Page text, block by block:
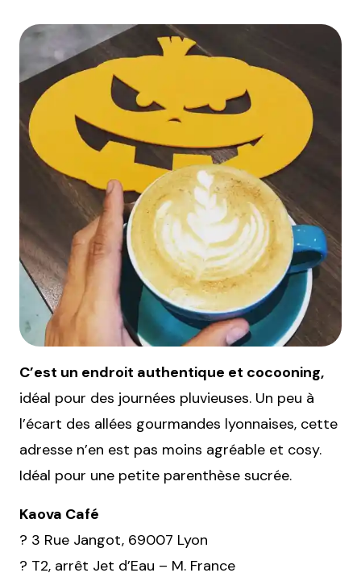
C’est un endroit authentique et cocooning,
idéal pour des journées pluvieuses. Un peu à
l’écart des allées gourmandes lyonnaises, cette
adresse n’en est pas moins agréable et cosy.
Idéal pour une petite parenthèse sucrée.
Kaova Café
? 3 Rue Jangot, 69007 Lyon
? T2, arrêt Jet d’Eau – M. France